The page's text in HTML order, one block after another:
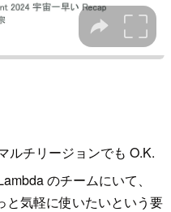
ルチリージョンでも O.K.
のチームにいて、
と気軽に使いたいという要